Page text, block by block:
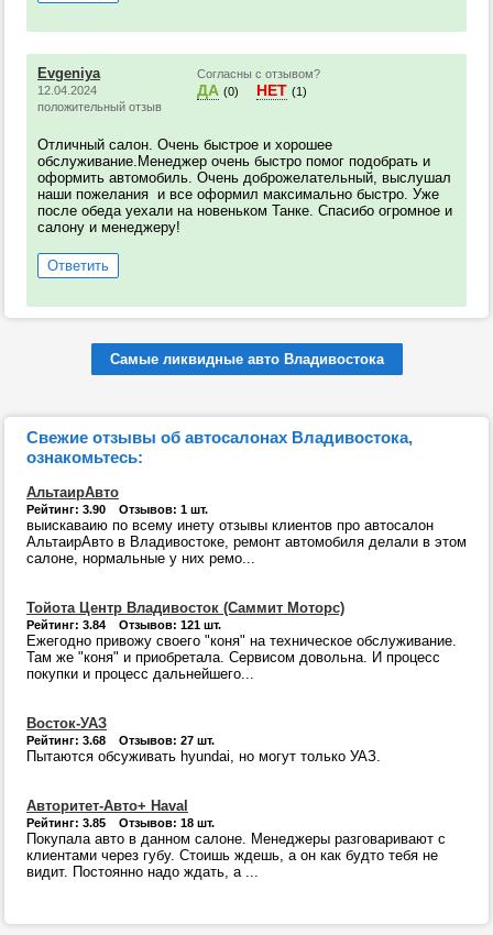
Evgeniya
12.04.2024
положительный отзыв
Согласны с отзывом?
ДА (0) НЕТ (1)
Отличный салон. Очень быстрое и хорошее
обслуживание.Менеджер очень быстро помог подобрать и
оформить автомобиль. Очень доброжелательный, выслушал
наши пожелания и все оформил максимально быстро. Уже
после обеда уехали на новеньком Танке. Спасибо огромное и
салону и менеджеру!
Ответить
Самые ликвидные авто Владивостока
Свежие отзывы об автосалонах Владивостока,
ознакомьтесь:
АльтаирАвто
Рейтинг: 3.90 Отзывов: 1 шт.
выискаваию по всему инету отзывы клиентов про автосалон
АльтаирАвто в Владивостоке, ремонт автомобиля делали в этом
салоне, нормальные у них ремо...
Тойота Центр Владивосток (Саммит Моторс)
Рейтинг: 3.84 Отзывов: 121 шт.
Ежегодно привожу своего "коня" на техническое обслуживание.
Там же "коня" и приобретала. Сервисом довольна. И процесс
покупки и процесс дальнейшего...
Восток-УАЗ
Рейтинг: 3.68 Отзывов: 27 шт.
Пытаются обсуживать hyundai, но могут только УАЗ.
Авторитет-Авто+ Haval
Рейтинг: 3.85 Отзывов: 18 шт.
Покупала авто в данном салоне. Менеджеры разговаривают с
клиентами через губу. Стоишь ждешь, а он как будто тебя не
видит. Постоянно надо ждать, а ...